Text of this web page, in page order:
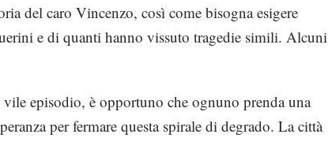
del caro Vincenzo, così come bisogna esigere
e di quanti hanno vissuto tragedie simili. Alcuni
episodio, è opportuno che ognuno prenda una
per fermare questa spirale di degrado. La città